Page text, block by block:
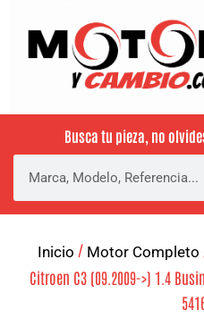
Busca tu pieza, no
Inicio / Motor Completo
Citroen C3 (09.2009->) 1.4